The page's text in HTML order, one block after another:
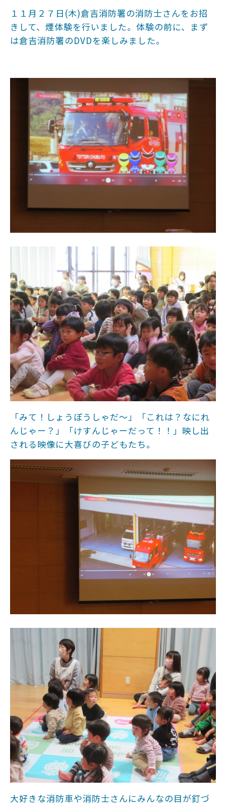
１１月２７日(木)倉吉消防署の消防士さんをお招
きして、煙体験を行いました。体験の前に、まず
は倉吉消防署のDVDを楽しみました。
「みて！しょうぼうしゃだ～」「これは？なにれ
んじゃー？」「けすんじゃーだって！！」映し出
される映像に大喜びの子どもたち。
大好きな消防車や消防士さんにみんなの目が釘づ